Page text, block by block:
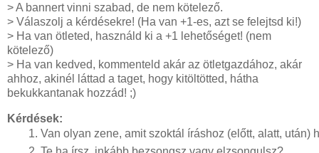
> A bannert vinni szabad, de nem kötelező.
> Válaszolj a kérdésekre! (Ha van +1-es, azt se felejtsd ki!)
> Ha van ötleted, használd ki a +1 lehetőséget! (nem
kötelező)
> Ha van kedved, kommenteld akár az ötletgazdához, akár
ahhoz, akinél láttad a taget, hogy kitöltötted, hátha
bekukkantanak hozzád! ;)
Kérdések:
Van olyan zene, amit szoktál íráshoz (előtt, alatt,